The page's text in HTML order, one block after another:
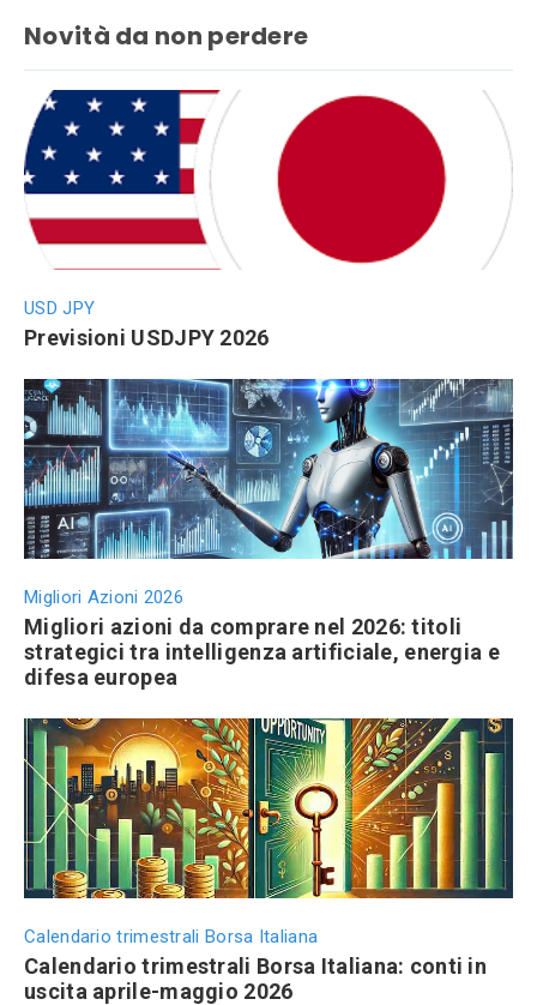
Novità da non perdere
USD JPY
Previsioni USDJPY 2026
Migliori Azioni 2026
Migliori azioni da comprare nel 2026: titoli
strategici tra intelligenza artificiale, energia e
difesa europea
Calendario trimestrali Borsa Italiana
Calendario trimestrali Borsa Italiana: conti in
uscita aprile-maggio 2026